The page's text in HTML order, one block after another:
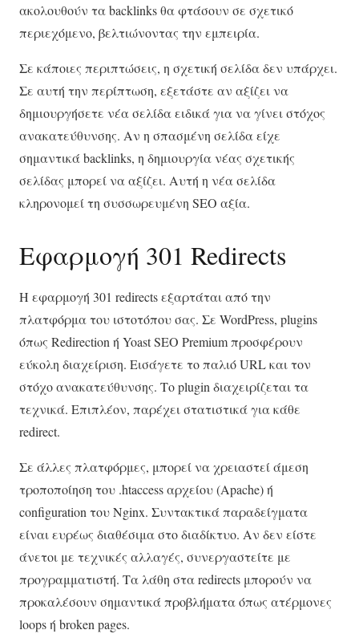
ακολουθούν τα backlinks θα φτάσουν σε σχετικό
περιεχόμενο, βελτιώνοντας την εμπειρία.
Σε κάποιες περιπτώσεις, η σχετική σελίδα δεν υπάρχει.
Σε αυτή την περίπτωση, εξετάστε αν αξίζει να
δημιουργήσετε νέα σελίδα ειδικά για να γίνει στόχος
ανακατεύθυνσης. Αν η σπασμένη σελίδα είχε
σημαντικά backlinks, η δημιουργία νέας σχετικής
σελίδας μπορεί να αξίζει. Αυτή η νέα σελίδα
κληρονομεί τη συσσωρευμένη SEO αξία.
Εφαρμογή 301 Redirects
Η εφαρμογή 301 redirects εξαρτάται από την
πλατφόρμα του ιστοτόπου σας. Σε WordPress, plugins
όπως Redirection ή Yoast SEO Premium προσφέρουν
εύκολη διαχείριση. Εισάγετε το παλιό URL και τον
στόχο ανακατεύθυνσης. Το plugin διαχειρίζεται τα
τεχνικά. Επιπλέον, παρέχει στατιστικά για κάθε
redirect.
Σε άλλες πλατφόρμες, μπορεί να χρειαστεί άμεση
τροποποίηση του .htaccess αρχείου (Apache) ή
configuration του Nginx. Συντακτικά παραδείγματα
είναι ευρέως διαθέσιμα στο διαδίκτυο. Αν δεν είστε
άνετοι με τεχνικές αλλαγές, συνεργαστείτε με
προγραμματιστή. Τα λάθη στα redirects μπορούν να
προκαλέσουν σημαντικά προβλήματα όπως ατέρμονες
loops ή broken pages.